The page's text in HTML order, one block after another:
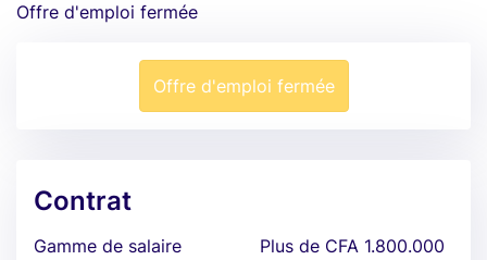
Offre d'emploi fermée
Offre d'emploi fermée
Contrat
Gamme de salaire
Plus de CFA 1.800.000